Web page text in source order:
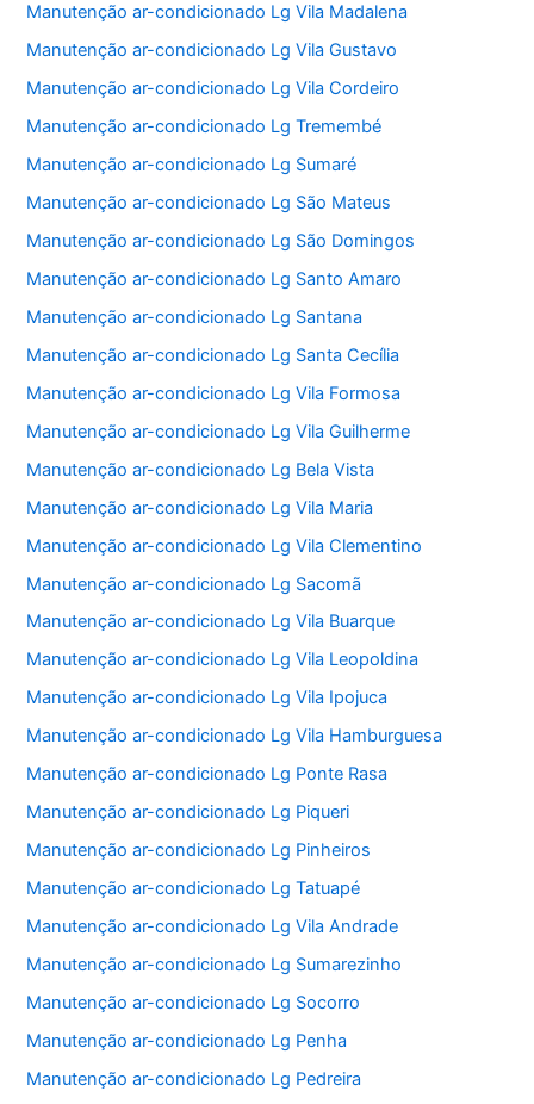
Manutenção ar-condicionado Lg Vila Madalena
Manutenção ar-condicionado Lg Vila Gustavo
Manutenção ar-condicionado Lg Vila Cordeiro
Manutenção ar-condicionado Lg Tremembé
Manutenção ar-condicionado Lg Sumaré
Manutenção ar-condicionado Lg São Mateus
Manutenção ar-condicionado Lg São Domingos
Manutenção ar-condicionado Lg Santo Amaro
Manutenção ar-condicionado Lg Santana
Manutenção ar-condicionado Lg Santa Cecília
Manutenção ar-condicionado Lg Vila Formosa
Manutenção ar-condicionado Lg Vila Guilherme
Manutenção ar-condicionado Lg Bela Vista
Manutenção ar-condicionado Lg Vila Maria
Manutenção ar-condicionado Lg Vila Clementino
Manutenção ar-condicionado Lg Sacomã
Manutenção ar-condicionado Lg Vila Buarque
Manutenção ar-condicionado Lg Vila Leopoldina
Manutenção ar-condicionado Lg Vila Ipojuca
Manutenção ar-condicionado Lg Vila Hamburguesa
Manutenção ar-condicionado Lg Ponte Rasa
Manutenção ar-condicionado Lg Piqueri
Manutenção ar-condicionado Lg Pinheiros
Manutenção ar-condicionado Lg Tatuapé
Manutenção ar-condicionado Lg Vila Andrade
Manutenção ar-condicionado Lg Sumarezinho
Manutenção ar-condicionado Lg Socorro
Manutenção ar-condicionado Lg Penha
Manutenção ar-condicionado Lg Pedreira